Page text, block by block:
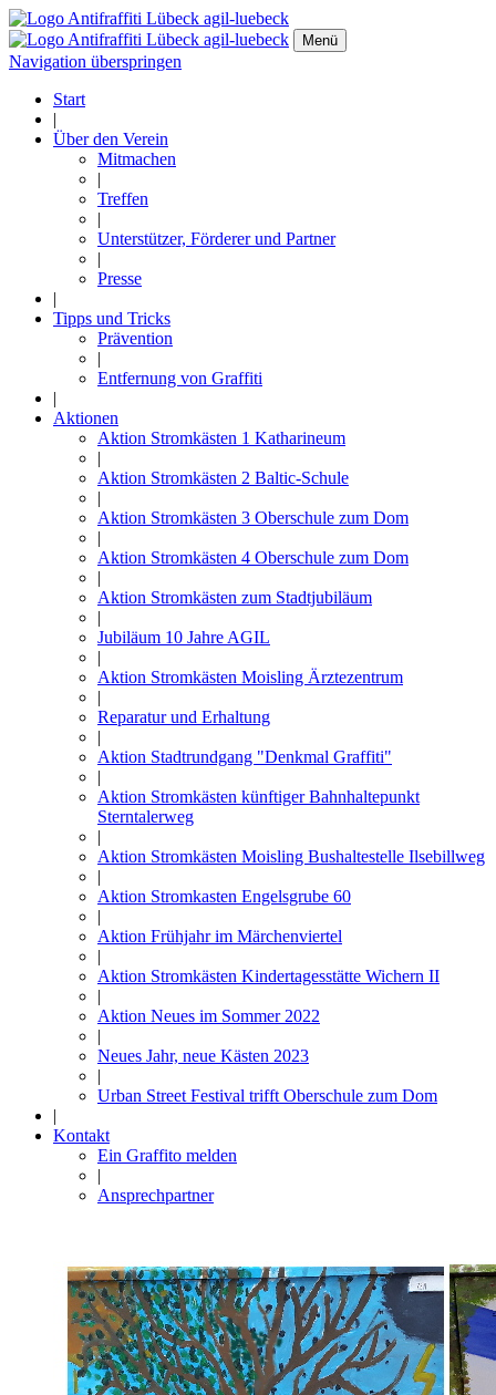
Menü
Navigation überspringen
Start
|
Über den Verein
Mitmachen
|
Treffen
|
Unterstützer, Förderer und Partner
|
Presse
|
Tipps und Tricks
Prävention
|
Entfernung von Graffiti
|
Aktionen
Aktion Stromkästen 1 Katharineum
|
Aktion Stromkästen 2 Baltic-Schule
|
Aktion Stromkästen 3 Oberschule zum Dom
|
Aktion Stromkästen 4 Oberschule zum Dom
|
Aktion Stromkästen zum Stadtjubiläum
|
Jubiläum 10 Jahre AGIL
|
Aktion Stromkästen Moisling Ärztezentrum
|
Reparatur und Erhaltung
|
Aktion Stadtrundgang "Denkmal Graffiti"
|
Aktion Stromkästen künftiger Bahnhaltepunkt
Sterntalerweg
|
Aktion Stromkästen Moisling Bushaltestelle Ilsebillweg
|
Aktion Stromkasten Engelsgrube 60
|
Aktion Frühjahr im Märchenviertel
|
Aktion Stromkästen Kindertagesstätte Wichern II
|
Aktion Neues im Sommer 2022
|
Neues Jahr, neue Kästen 2023
|
Urban Street Festival trifft Oberschule zum Dom
|
Kontakt
Ein Graffito melden
|
Ansprechpartner